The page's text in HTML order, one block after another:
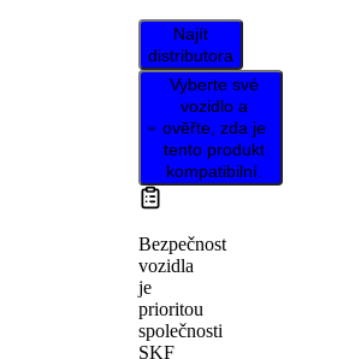
Najít
distributora
Vyberte své
vozidlo a
ověřte, zda je
tento produkt
kompatibilní.
Bezpečnost
vozidla
je
prioritou
společnosti
SKF